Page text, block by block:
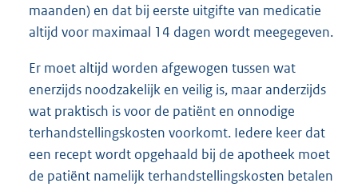
maanden) en dat bij eerste uitgifte van medicatie
altijd voor maximaal 14 dagen wordt meegegeven.
Er moet altijd worden afgewogen tussen wat
enerzijds noodzakelijk en veilig is, maar anderzijds
wat praktisch is voor de patiënt en onnodige
terhandstellingskosten voorkomt. Iedere keer dat
een recept wordt opgehaald bij de apotheek moet
de patiënt namelijk terhandstellingskosten betalen